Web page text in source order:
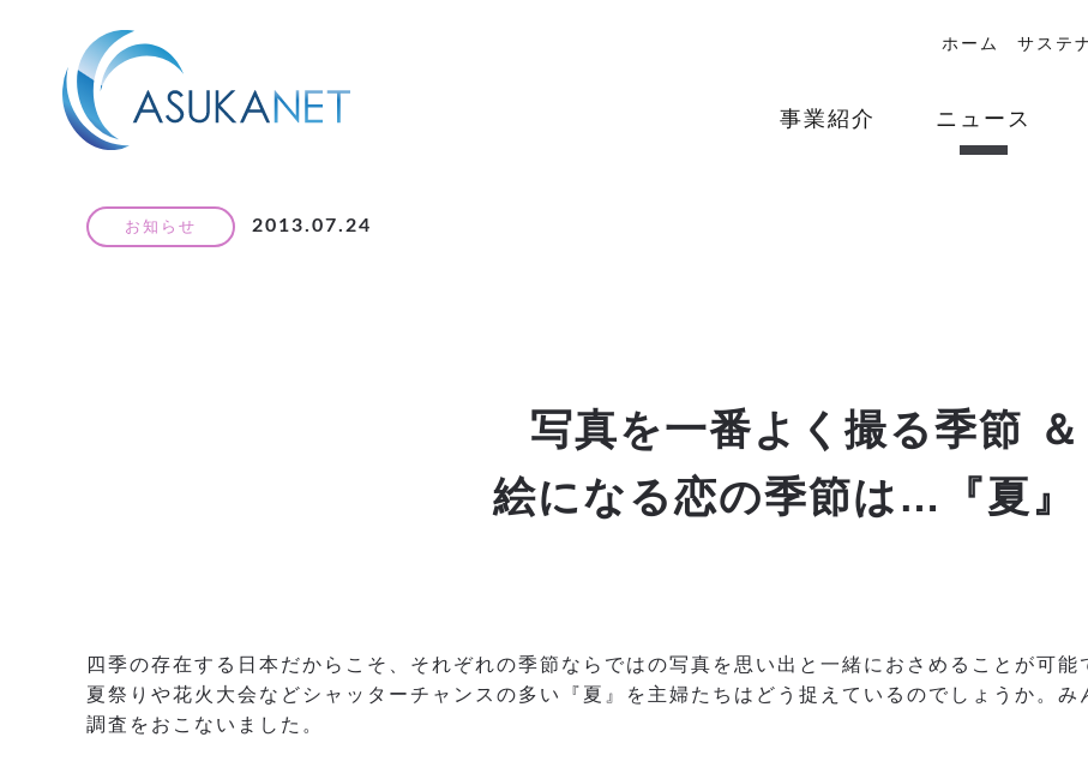
ホーム サステ
事業紹介 ニュース
お知らせ 2013.07.24
写真を一番よく撮る季節 ＆
絵になる恋の季節は…『夏』
四季の存在する日本だからこそ、それぞれの季節ならではの写真を思い出と一緒におさめることが可能
夏祭りや花火大会などシャッターチャンスの多い『夏』を主婦たちはどう捉えているのでしょうか。
調査をおこないました。